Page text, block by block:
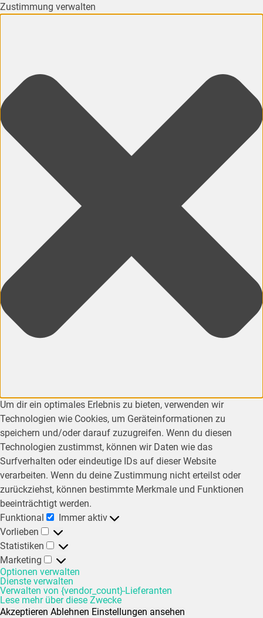
Zustimmung verwalten
Um dir ein optimales Erlebnis zu bieten, verwenden wir
Technologien wie Cookies, um Geräteinformationen zu
speichern und/oder darauf zuzugreifen. Wenn du diesen
Technologien zustimmst, können wir Daten wie das
Surfverhalten oder eindeutige IDs auf dieser Website
verarbeiten. Wenn du deine Zustimmung nicht erteilst oder
zurückziehst, können bestimmte Merkmale und Funktionen
beeinträchtigt werden.
Funktional
Immer aktiv
Vorlieben
Statistiken
Marketing
Optionen verwalten
Dienste verwalten
Verwalten von {vendor_count}-Lieferanten
Lese mehr über diese Zwecke
Akzeptieren Ablehnen Einstellungen ansehen